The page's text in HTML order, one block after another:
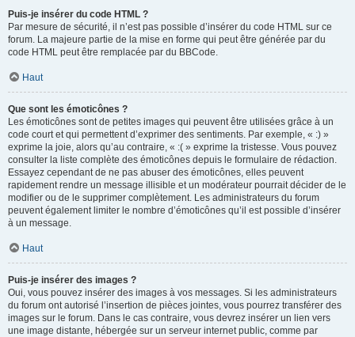
Puis-je insérer du code HTML ?
Par mesure de sécurité, il n’est pas possible d’insérer du code HTML sur ce
forum. La majeure partie de la mise en forme qui peut être générée par du
code HTML peut être remplacée par du BBCode.
Haut
Que sont les émoticônes ?
Les émoticônes sont de petites images qui peuvent être utilisées grâce à un
code court et qui permettent d’exprimer des sentiments. Par exemple, « :) »
exprime la joie, alors qu’au contraire, « :( » exprime la tristesse. Vous pouvez
consulter la liste complète des émoticônes depuis le formulaire de rédaction.
Essayez cependant de ne pas abuser des émoticônes, elles peuvent
rapidement rendre un message illisible et un modérateur pourrait décider de le
modifier ou de le supprimer complètement. Les administrateurs du forum
peuvent également limiter le nombre d’émoticônes qu’il est possible d’insérer
à un message.
Haut
Puis-je insérer des images ?
Oui, vous pouvez insérer des images à vos messages. Si les administrateurs
du forum ont autorisé l’insertion de pièces jointes, vous pourrez transférer des
images sur le forum. Dans le cas contraire, vous devrez insérer un lien vers
une image distante, hébergée sur un serveur internet public, comme par